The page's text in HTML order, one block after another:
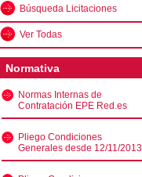
Búsqueda Licitaciones
Ver Todas
Normativa
Normas Internas de
Contratación EPE Red.es
Pliego Condiciones
Generales desde 12/11/2013